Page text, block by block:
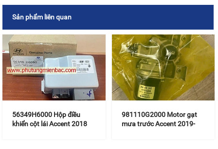
Sản phẩm liên quan
56349H6000 Hộp điều
khiển cột lái Accent 2018
981110G2000 Motor gạt
mưa trước Accent 2019-